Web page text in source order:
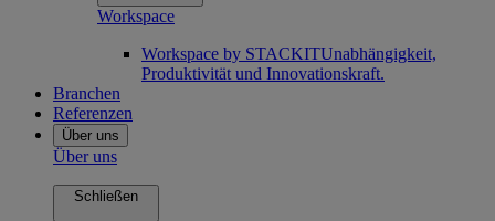
Workspace
Workspace by STACKITUnabhängigkeit,
Produktivität und Innovationskraft.
Branchen
Referenzen
Über uns
Über uns
Schließen